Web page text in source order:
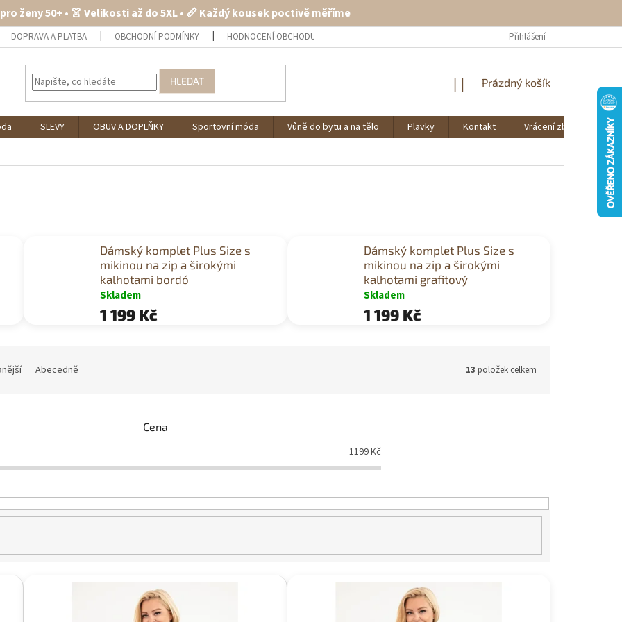
ženy 50+ • 👗 Velikosti až do 5XL • 📏 Každý kousek poctivě měříme
DOPRAVA A PLATBA OBCHODNÍ PODMÍNKY HODNOCENÍ OBCHODU Přihlášení
HLEDAT
NÁKUPNÍ
Prázdný košík
SLEVY OBUV A DOPLŇKY Sportovní móda Vůně do bytu a na tělo Plavky Kontakt Vrácení zboží
O
Dámský komplet Plus Size s
mikinou na zip a širokými
kalhotami bordó
Skladem
1 199 Kč
Dámský komplet Plus Size s
mikinou na zip a širokými
kalhotami grafitový
Skladem
1 199 Kč
Abecedně 13 položek celkem
Cena
1199Kč